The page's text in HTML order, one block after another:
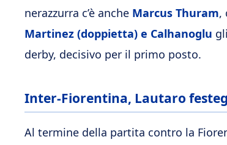
nerazzurra c’è anche Marcus Thuram,
Martinez (doppietta) e Calhanoglu
derby, decisivo per il primo posto.
Inter-Fiorentina, Lautaro
Al termine della partita contro la